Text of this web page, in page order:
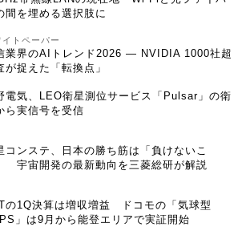
間を埋める選択肢に
イトペーパー
業界のAIトレンド2026 ― NVIDIA 1000社超
が捉えた「転換点」
電気、LEO衛星測位サービス「Pulsar」の衛
ら実信号を受信
コンステ、日本の勝ち筋は「負けないこ
宇宙開発の最新動向を三菱総研が解説
の1Q決算は増収増益 ドコモの「気球型
」は9月から能登エリアで実証開始